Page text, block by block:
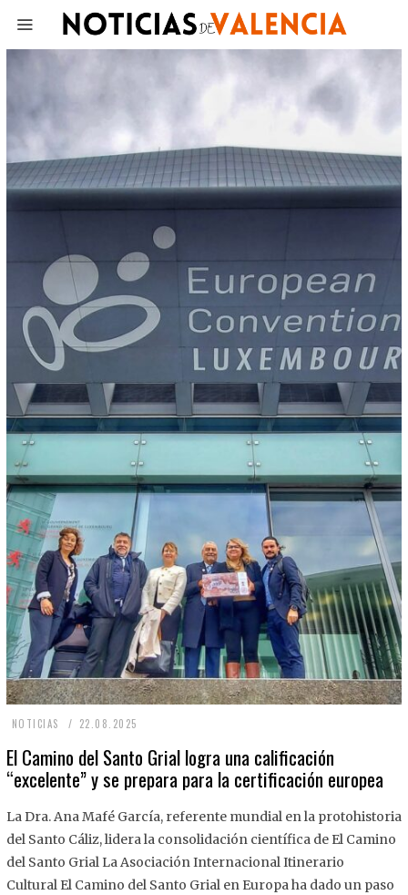
NOTICIAS 22.08.2025
.
8
2
El Camino del Santo Grial logra una calificación
“excelente” y se prepara para la certificación europea
La Dra. Ana Mafé García, referente mundial en la protohistoria
del Santo Cáliz, lidera la consolidación científica de El Camino
del Santo Grial La Asociación Internacional Itinerario
Cultural El Camino del Santo Grial en Europa ha dado un paso